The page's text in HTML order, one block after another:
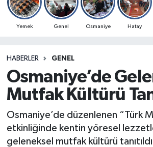
Yemek Genel Osmaniye Hatay
HABERLER GENEL
Osmaniye’de
Mutfak Kültürü
Osmaniye’de düzenlenen “Türk
etkinliğinde kentin yöresel
geleneksel mutfak kültürü
MAGAZİN
SPOR
RESMİ İLANLAR
Süper Lig Puan Durumu ve
Son Dakika Haberleri
Haber Arşivi